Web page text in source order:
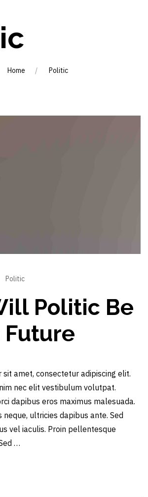
Home Politic
Politic
Politic Be
Future
sit amet, consectetur adipiscing elit.
nec elit vestibulum volutpat.
dapibus eros maximus malesuada.
neque, ultricies dapibus ante. Sed
vel iaculis. Proin pellentesque
…